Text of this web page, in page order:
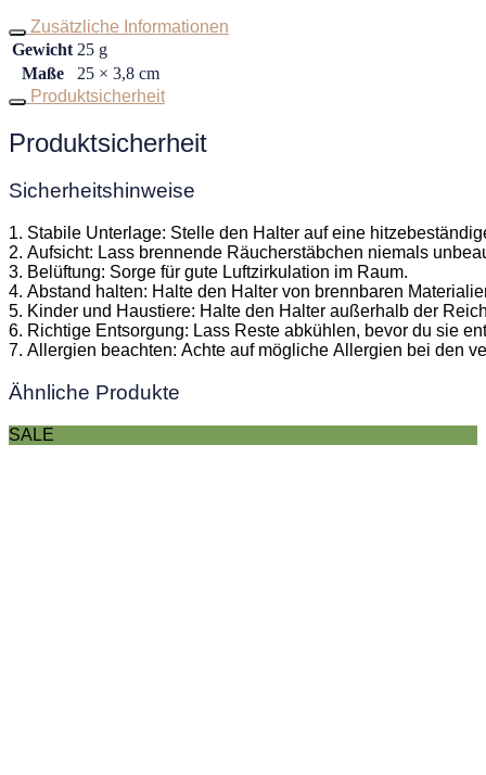
Zusätzliche Informationen
Gewicht 25 g
Maße
25 × 3,8 cm
Produktsicherheit
Produktsicherheit
Sicherheitshinweise
1. Stabile Unterlage: Stelle den Halter auf eine
2. Aufsicht: Lass brennende Räucherstäbchen niemals
3. Belüftung: Sorge für gute Luftzirkulation im Raum.
4. Abstand halten: Halte den Halter von brennbaren
5. Kinder und Haustiere: Halte den Halter außerhalb der
6. Richtige Entsorgung: Lass Reste abkühlen, bevor du sie
7. Allergien beachten: Achte auf mögliche Allergien bei den
Ähnliche Produkte
SALE